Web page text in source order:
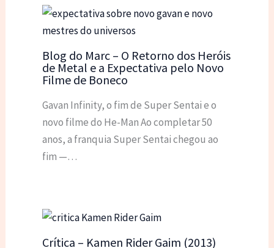
Blog do Marc – O Retorno dos Heróis
de Metal e a Expectativa pelo Novo
Filme de Boneco
Gavan Infinity, o fim de Super Sentai e o
novo filme do He-Man Ao completar 50
anos, a franquia Super Sentai chegou ao
fim —…
Crítica – Kamen Rider Gaim (2013)